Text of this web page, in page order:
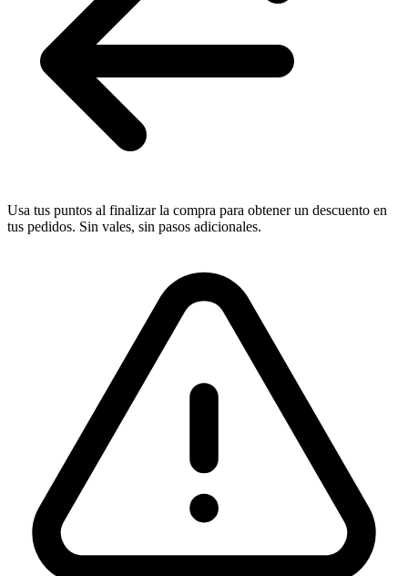
Usa tus puntos al finalizar la compra para obtener un descuento en
tus pedidos. Sin vales, sin pasos adicionales.